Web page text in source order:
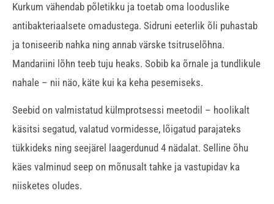
Kurkum vähendab põletikku ja toetab oma looduslike
antibakteriaalsete omadustega. Sidruni eeterlik õli puhastab
ja toniseerib nahka ning annab värske tsitruselõhna.
Mandariini lõhn teeb tuju heaks. Sobib ka õrnale ja tundlikule
nahale – nii näo, käte kui ka keha pesemiseks.
Seebid on valmistatud külmprotsessi meetodil – hoolikalt
käsitsi segatud, valatud vormidesse, lõigatud parajateks
tükkideks ning seejärel laagerdunud 4 nädalat. Selline õhu
käes valminud seep on mõnusalt tahke ja vastupidav ka
niisketes oludes.